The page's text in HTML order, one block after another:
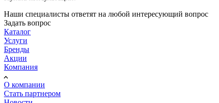
Наши специалисты ответят на любой интересующий вопрос
Задать вопрос
Каталог
Услуги
Бренды
Акции
Компания
О компании
Стать партнером